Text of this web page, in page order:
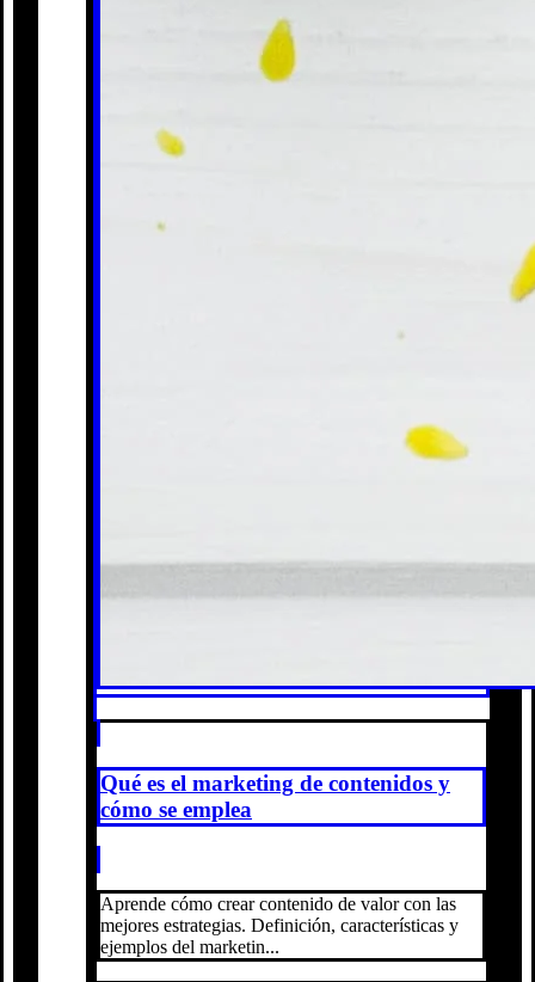
Qué es el marketing de contenidos y
cómo se emplea
Aprende cómo crear contenido de valor con las
mejores estrategias. Definición, características y
ejemplos del marketin...